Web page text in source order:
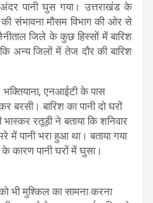
पानी घुस गया। उत्तराखंड के
की संभावना मौसम विभाग की ओर से
जिले के कुछ हिस्सों में बारिश
अन्य जिलों में तेज दौर की बारिश
एनआईटी के पास
बारिश का पानी दो घरों
रतूड़ी ने बताया कि शनिवार
पानी भरा हुआ था। बताया गया
के कारण पानी घरों में घुसा।
भी मुश्किल का सामना करना